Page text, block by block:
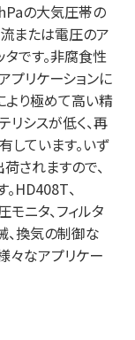
の大気圧帯の
または電圧のア
です。非腐食性
プリケーションに
より極めて高い精
シスが低く、再
ています。いず
されますので、
HD408T、
ニタ、フィルタ
、換気の制御な
々なアプリケー